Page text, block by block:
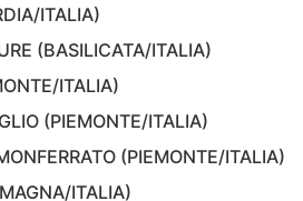
ITALIA)
(BASILICATA/ITALIA)
ITALIA)
(PIEMONTE/ITALIA)
(PIEMONTE/ITALIA)
ITALIA)